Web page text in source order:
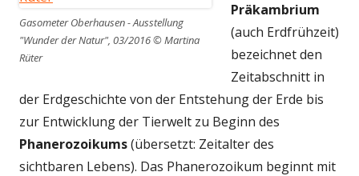
Gasometer Oberhausen - Ausstellung
"Wunder der Natur", 03/2016 © Martina
Rüter
Präkambrium
(auch Erdfrühzeit)
bezeichnet den
Zeitabschnitt in
der Erdgeschichte von der Entstehung der Erde bis
zur Entwicklung der Tierwelt zu Beginn des
Phanerozoikums(übersetzt: Zeitalter des
sichtbaren Lebens). Das Phanerozoikum beginnt mit